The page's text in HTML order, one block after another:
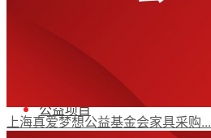
媒体视角
公益项目
上海真爱梦想公益基金会家具采购...